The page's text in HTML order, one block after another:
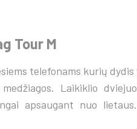
Tour M
telefonams kurių
Laikiklio
apsaugant nuo